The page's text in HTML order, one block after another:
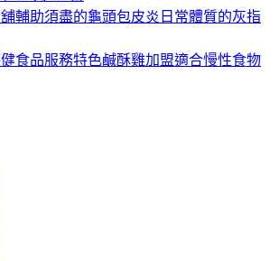
輔助須盡的龜頭包皮炎日常體質的灰指
食品服務特色鹹酥雞加盟適合慢性食物